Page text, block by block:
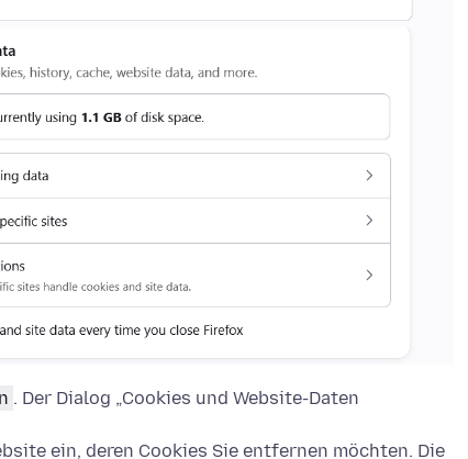
. Der Dialog „Cookies und Website-Daten
ein, deren Cookies Sie entfernen möchten. Die